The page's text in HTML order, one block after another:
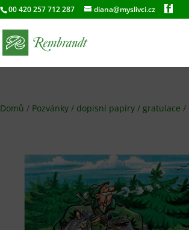
00 420 257 712 287 diana@myslivci.cz
Domů / Pozvánky / dopisní papíry / gratulace /